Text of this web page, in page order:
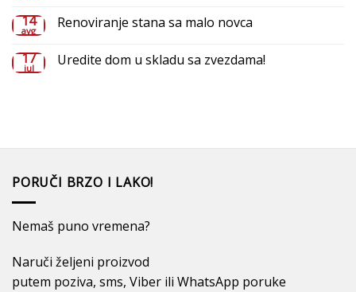
kutak?
(Jedno
prema
horoskopskom
na
opremanje
stana
14
avg Renoviranje stana sa malo novca
na
17
jul Uredite dom u skladu sa zvezdama!
sa
PORUČI BRZO I LAKO!
Nemaš puno vremena?
Naruči željeni proizvod
putem poziva, sms, Viber ili WhatsApp poruke